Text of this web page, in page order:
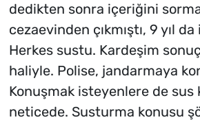
dedikten sonra içeriğini
cezaevinden çıkmıştı, 9 yıl da
Herkes sustu. Kardeşim
haliyle. Polise, jandarmaya
Konuşmak isteyenlere de sus
neticede. Susturma konusu